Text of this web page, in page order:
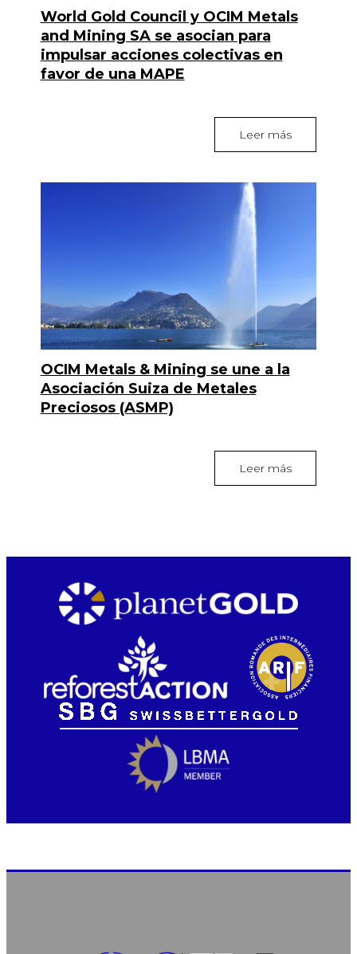
World Gold Council y OCIM Metals
and Mining SA se asocian para
impulsar acciones colectivas en
favor de una MAPE
Leer más
OCIM Metals & Mining se une a la
Asociación Suiza de Metales
Preciosos (ASMP)
Leer más